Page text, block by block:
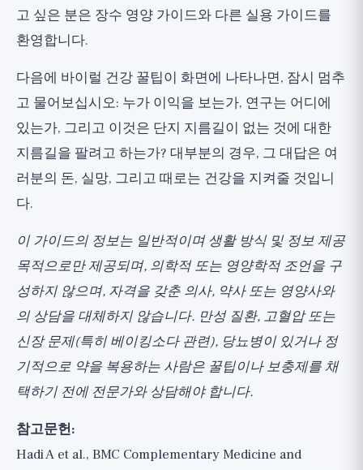
고 싶은 분은 장수 영양 가이드와 다른 실용 가이드를
환영합니다.
다음에 바이럴 건강 꿀팁이 화면에 나타나면, 잠시 멈추
고 물어보십시오: 누가 이익을 보는가, 연구는 어디에
있는가, 그리고 이것은 단지 지름길이 없는 것에 대한
지름길을 팔려고 하는가? 대부분의 경우, 그 대답은 여
러분의 돈, 실망, 그리고 때로는 건강을 지켜줄 것입니
다.
이 가이드의 정보는 일반적이며 생활 방식 및 정보 제공
목적으로만 제공되며, 의학적 또는 영양학적 조언을 구
성하지 않으며, 자격을 갖춘 의사, 약사 또는 영양사와
의 상담을 대체하지 않습니다. 만성 질환, 고혈압 또는
신장 문제(특히 베이킹소다 관련), 당뇨병이 있거나 정
기적으로 약을 복용하는 사람은 꿀팁이나 보충제를 채
택하기 전에 전문가와 상담해야 합니다.
참고문헌:
Hadi A et al., BMC Complementary Medicine and